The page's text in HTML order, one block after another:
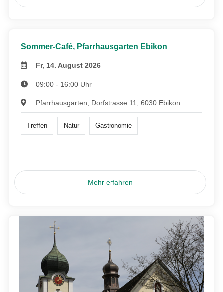
Sommer-Café, Pfarrhausgarten Ebikon
Fr, 14. August 2026
09:00 - 16:00 Uhr
Pfarrhausgarten, Dorfstrasse 11, 6030 Ebikon
Treffen Natur Gastronomie
Mehr erfahren